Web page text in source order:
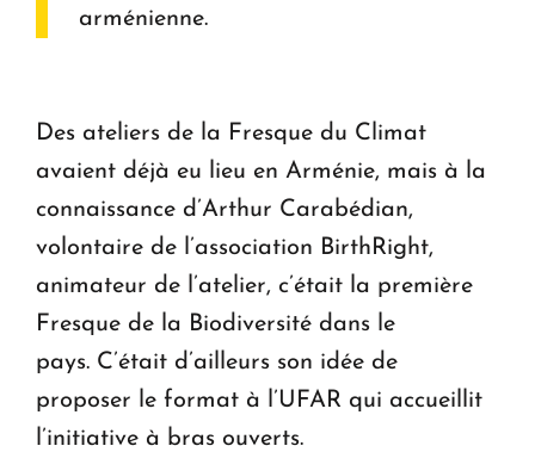
arménienne.
Des ateliers de la Fresque du Climat
avaient déjà eu lieu en Arménie, mais à la
connaissance d’Arthur Carabédian,
volontaire de l’association BirthRight,
animateur de l’atelier, c’était la première
Fresque de la Biodiversité dans le
pays. C’était d’ailleurs son idée de
proposer le format à l’UFAR qui accueillit
l’initiative à bras ouverts.